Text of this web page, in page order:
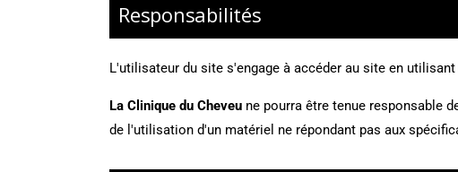
Responsabilités
L'utilisateur du site s'engage à accéder au site en
La Clinique du Cheveu ne pourra être tenue responsable
de l'utilisation d'un matériel ne répondant pas aux